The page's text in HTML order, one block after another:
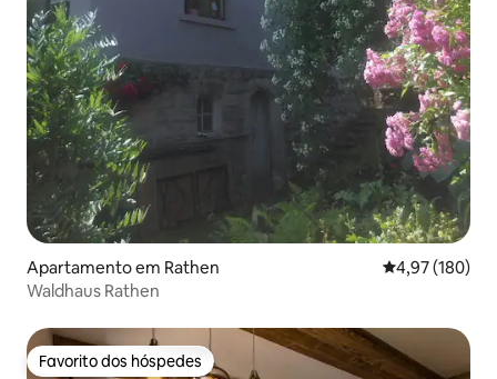
Apartamento em Rathen Classificação
4,97 (180)
Waldhaus Rathen
Favorito dos hóspedes
Favorito dos hóspedes